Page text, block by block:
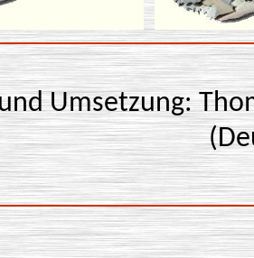
Umsetzung: